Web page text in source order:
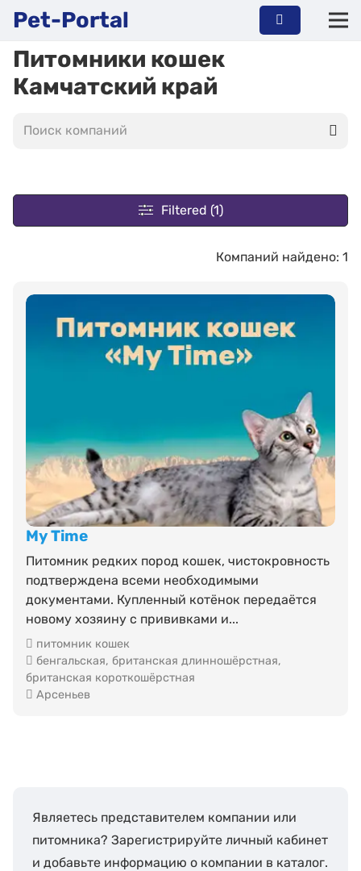
Pet-Portal
Питомники кошек
Камчатский край
Filtered (1)
Компаний найдено: 1
My Time
Питомник редких пород кошек, чистокровность
подтверждена всеми необходимыми
документами. Купленный котёнок передаётся
новому хозяину с прививками и...
питомник кошек
бенгальская, британская длинношёрстная,
британская короткошёрстная
Арсеньев
Являетесь представителем компании или
питомника? Зарегистрируйте личный кабинет
и добавьте информацию о компании в каталог.